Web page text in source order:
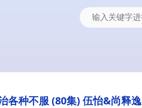
各种不服 (80集) 伍怡&尚释逸